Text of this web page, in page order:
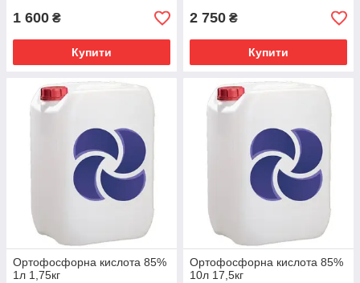
1 600 ₴
Купити
2 750 ₴
Купити
Ортофосфорна кислота 85%
1л 1,75кг
Ортофосфорна кислота 85%
10л 17,5кг